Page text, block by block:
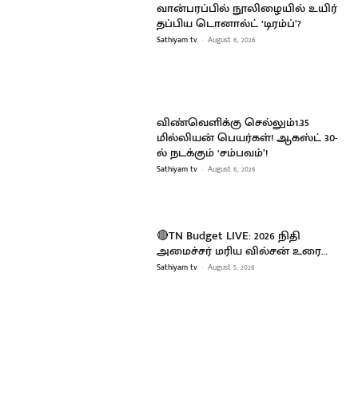
வான்பரப்பில் நூலிழையில் உயிர்
தப்பிய டொனால்ட் ‘டிரம்ப்’?
Sathiyam tv - August 6, 2026
விண்வெளிக்கு செல்லும்1.35
மில்லியன் பெயர்கள்! ஆகஸ்ட் 30-
ல் நடக்கும் ‘சம்பவம்’!
Sathiyam tv - August 6, 2026
🔴TN Budget LIVE: 2026 நிதி
அமைச்சர் மரிய வில்சன் உரை…
Sathiyam tv - August 5, 2026